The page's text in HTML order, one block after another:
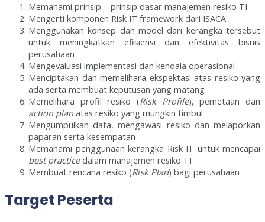
Memahami prinsip – prinsip dasar manajemen resiko TI
Mengerti komponen Risk IT framework dari ISACA
Menggunakan konsep dan model dari kerangka tersebut
untuk meningkatkan efisiensi dan efektivitas bisnis
perusahaan
Mengevaluasi implementasi dan kendala operasional
Menciptakan dan memelihara ekspektasi atas resiko yang
ada serta membuat keputusan yang matang
Memelihara profil resiko (Risk Profile), pemetaan dan
action plan atas resiko yang mungkin timbul
Mengumpulkan data, mengawasi resiko dan melaporkan
paparan serta kesempatan
Memahami penggunaan kerangka Risk IT untuk mencapai
best practicedalam manajemen resiko TI
Membuat rencana resiko (Risk Plan) bagi perusahaan
Target Peserta